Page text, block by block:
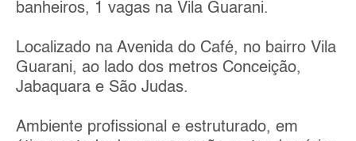
banheiros, 1 vagas na Vila Guarani.
Localizado na Avenida do Café, no bairro Vila
Guarani, ao lado dos metros Conceição,
Jabaquara e São Judas.
Ambiente profissional e estruturado, em